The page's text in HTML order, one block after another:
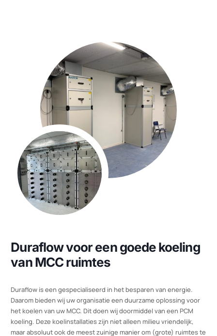
Duraflow voor een goede koeling
van MCC ruimtes
Duraflow is een gespecialiseerd in het besparen van energie.